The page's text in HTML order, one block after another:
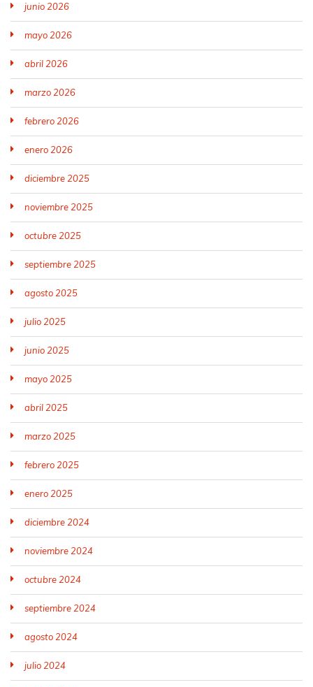
junio 2026
mayo 2026
abril 2026
marzo 2026
febrero 2026
enero 2026
diciembre 2025
noviembre 2025
octubre 2025
septiembre 2025
agosto 2025
julio 2025
junio 2025
mayo 2025
abril 2025
marzo 2025
febrero 2025
enero 2025
diciembre 2024
noviembre 2024
octubre 2024
septiembre 2024
agosto 2024
julio 2024